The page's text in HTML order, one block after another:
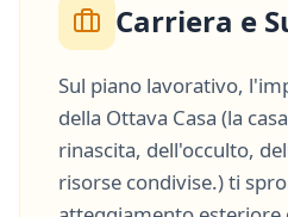
Carriera e
Sul piano lavorativo,
della Ottava Casa (la
rinascita, dell'occulto,
risorse condivise.) ti